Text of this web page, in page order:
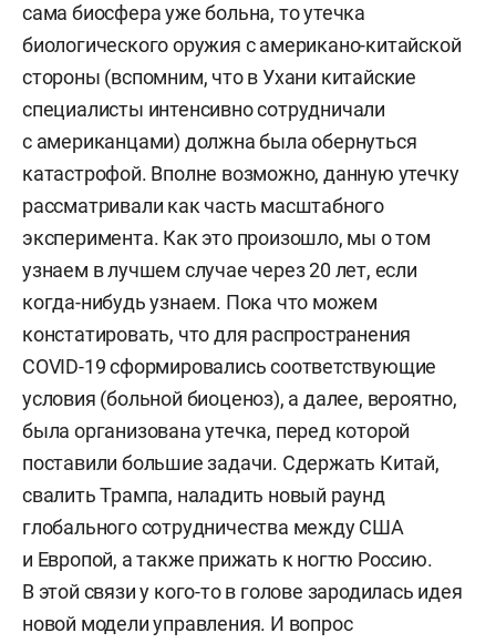
сама биосфера уже больна, то утечка
биологического оружия с американо-китайской
стороны (вспомним, что в Ухани китайские
специалисты интенсивно сотрудничали
с американцами) должна была обернуться
катастрофой. Вполне возможно, данную утечку
рассматривали как часть масштабного
эксперимента. Как это произошло, мы о том
узнаем в лучшем случае через 20 лет, если
когда-нибудь узнаем. Пока что можем
констатировать, что для распространения
COVID-19 сформировались соответствующие
условия (больной биоценоз), а далее, вероятно,
была организована утечка, перед которой
поставили большие задачи. Сдержать Китай,
свалить Трампа, наладить новый раунд
глобального сотрудничества между США
и Европой, а также прижать к ногтю Россию.
В этой связи у кого-то в голове зародилась идея
новой модели управления. И вопрос